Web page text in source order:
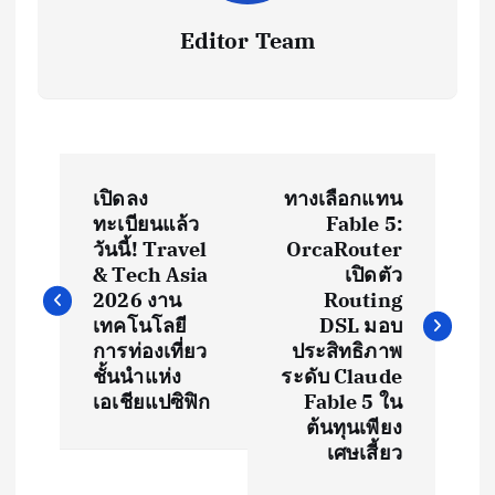
Editor Team
s
เปิดลง
ทะเบียนแล้ว
วันนี้! Travel
& Tech Asia
2026 งาน
เทคโนโลยี
การท่องเที่ยว
ชั้นนำแห่ง
เอเชียแปซิฟิก
ทางเลือกแทน
Fable 5:
OrcaRouter
เปิดตัว
Routing
DSL มอบ
ประสิทธิภาพ
ระดับ Claude
Fable 5 ใน
ต้นทุนเพียง
เศษเสี้ยว